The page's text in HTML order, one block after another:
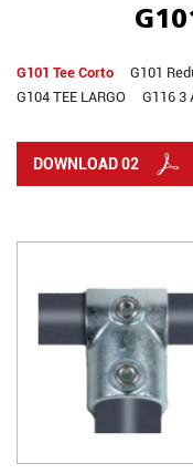
G101 Tee Corto
G101
G104 TEE LARGO
G116 3
DOWNLOAD 02